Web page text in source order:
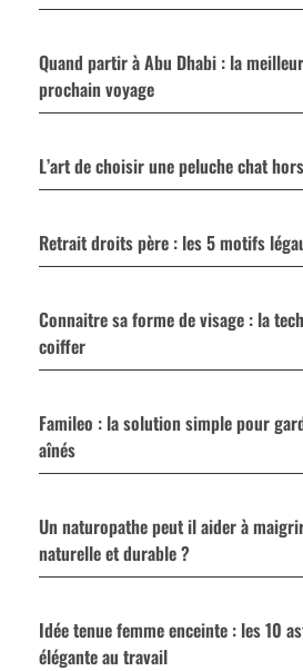
Quand partir à Abu Dhabi : la
prochain voyage
L’art de choisir une peluche chat
Retrait droits père : les 5 motifs
Connaitre sa forme de visage : la
coiffer
Famileo : la solution simple pour
aînés
Un naturopathe peut il aider à
naturelle et durable ?
Idée tenue femme enceinte : les 10
élégante au travail